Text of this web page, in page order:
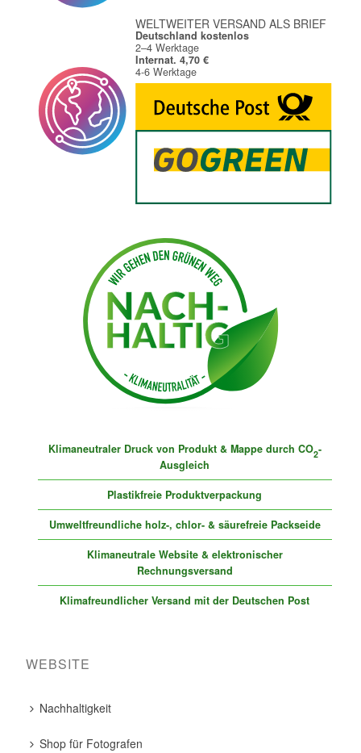
WELTWEITER VERSAND ALS BRIEF
Deutschland kostenlos
2–4 Werktage
Internat. 4,70 €
4-6 Werktage
Klimaneutraler Druck von Produkt & Mappe durch CO2-
Ausgleich
Plastikfreie Produktverpackung
Umweltfreundliche holz-, chlor- & säurefreie Packseide
Klimaneutrale Website & elektronischer
Rechnungsversand
Klimafreundlicher Versand mit der Deutschen Post
WEBSITE
Nachhaltigkeit
Shop für Fotografen